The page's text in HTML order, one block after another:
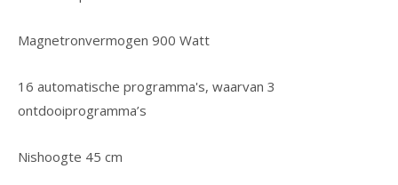
Magnetronvermogen 900 Watt
16 automatische programma's, waarvan 3
ontdooiprogramma’s
Nishoogte 45 cm